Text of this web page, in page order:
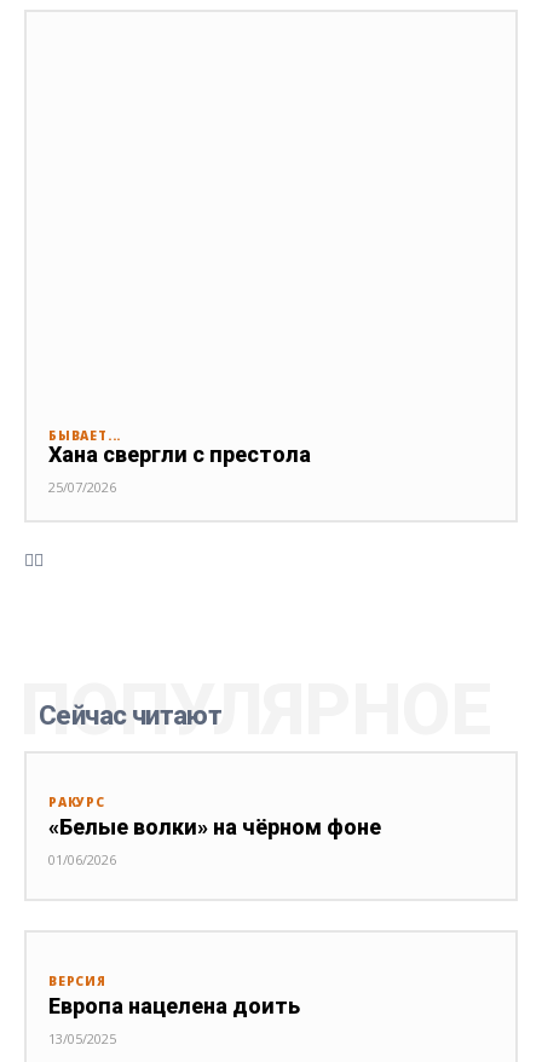
БЫВАЕТ...
Хана свергли с престола
25/07/2026
Сейчас читают
ПОПУЛЯРНОЕ
РАКУРС
«Белые волки» на чёрном фоне
01/06/2026
ВЕРСИЯ
Европа нацелена доить
13/05/2025